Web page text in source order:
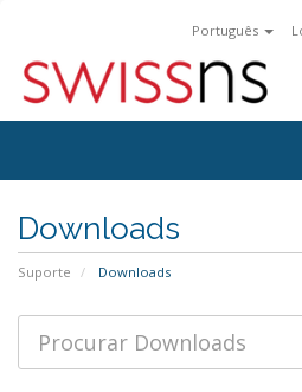
Português
Downloads
Suporte Downloads